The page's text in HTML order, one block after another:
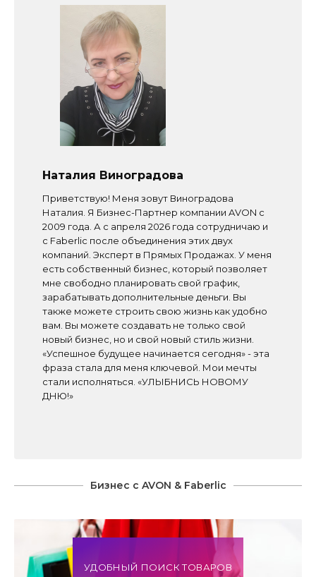
Наталия Виноградова
Приветствую! Меня зовут Виноградова
Наталия. Я Бизнес-Партнер компании AVON с
2009 года. А с апреля 2026 года сотрудничаю и
с Faberlic после объединения этих двух
компаний. Эксперт в Прямых Продажах. У меня
есть собственный бизнес, который позволяет
мне свободно планировать свой график,
зарабатывать дополнительные деньги. Вы
также можете строить свою жизнь как удобно
вам. Вы можете создавать не только свой
новый бизнес, но и свой новый стиль жизни.
«Успешное будущее начинается сегодня» - эта
фраза стала для меня ключевой. Мои мечты
стали исполняться. «УЛЫБНИСЬ НОВОМУ
ДНЮ!»
Бизнес с AVON & Faberlic
УДОБНЫЙ ПОИСК ТОВАРОВ